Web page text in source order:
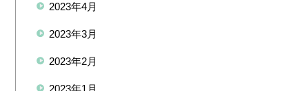
2023年4月
2023年3月
2023年2月
2023年1月